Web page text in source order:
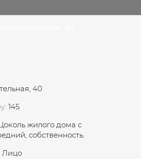
40
145
жилого дома с
собственность.